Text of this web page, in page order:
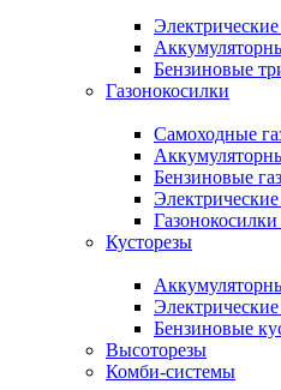
Бензиновые
Газонокосилки
Самоходные
Бензиновые
Кусторезы
Бензиновые
Высоторезы
Комби-системы